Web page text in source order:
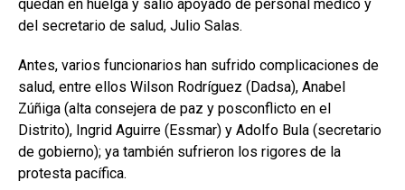
quedan en huelga y salió apoyado de personal médico y
del secretario de salud, Julio Salas.
Antes, varios funcionarios han sufrido complicaciones de
salud, entre ellos Wilson Rodríguez (Dadsa), Anabel
Zúñiga (alta consejera de paz y posconflicto en el
Distrito), Ingrid Aguirre (Essmar) y Adolfo Bula (secretario
de gobierno); ya también sufrieron los rigores de la
protesta pacífica.